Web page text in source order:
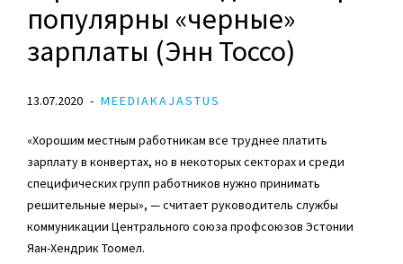
популярны «черные»
зарплаты (Энн Тоссо)
13.07.2020 MEEDIAKAJASTUS
«Хорошим местным работникам все труднее платить
зарплату в конвертах, но в некоторых секторах и среди
специфических групп работников нужно принимать
решительные меры», — считает руководитель службы
коммуникации Центрального союза профсоюзов Эстонии
Яан-Хендрик Тоомел.